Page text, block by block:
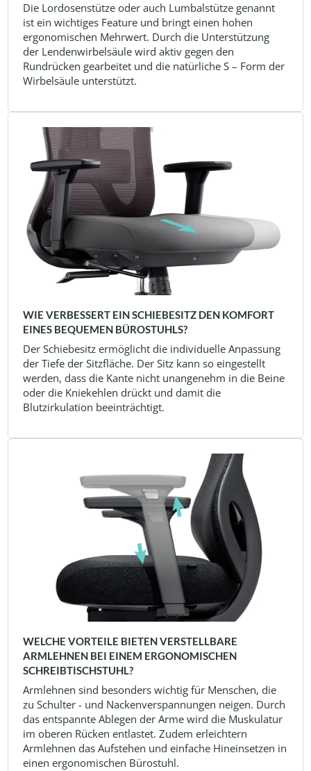
Die Lordosenstütze oder auch Lumbalstütze genannt
ist ein wichtiges Feature und bringt einen hohen
ergonomischen Mehrwert. Durch die Unterstützung
der Lendenwirbelsäule wird aktiv gegen den
Rundrücken gearbeitet und die natürliche S – Form der
Wirbelsäule unterstützt.
WIE VERBESSERT EIN SCHIEBESITZ DEN KOMFORT
EINES BEQUEMEN BÜROSTUHLS?
Der Schiebesitz ermöglicht die individuelle Anpassung
der Tiefe der Sitzfläche. Der Sitz kann so eingestellt
werden, dass die Kante nicht unangenehm in die Beine
oder die Kniekehlen drückt und damit die
Blutzirkulation beeinträchtigt.
WELCHE VORTEILE BIETEN VERSTELLBARE
ARMLEHNEN BEI EINEM ERGONOMISCHEN
SCHREIBTISCHSTUHL?
Armlehnen sind besonders wichtig für Menschen, die
zu Schulter - und Nackenverspannungen neigen. Durch
das entspannte Ablegen der Arme wird die Muskulatur
im oberen Rücken entlastet. Zudem erleichtern
Armlehnen das Aufstehen und einfache Hineinsetzen in
einen ergonomischen Bürostuhl.